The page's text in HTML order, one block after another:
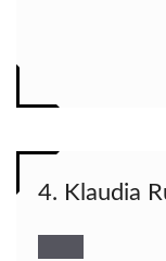
4. Klaudia